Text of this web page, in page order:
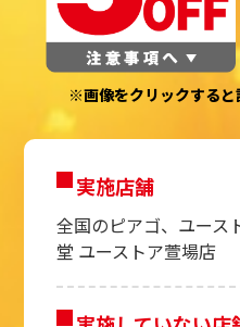
※画像をクリックする
実施店舗
全国のピアゴ、ユース
堂 ユーストア萱場店